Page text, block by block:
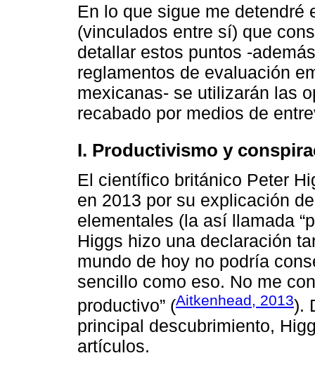
En lo que sigue me detendré
(vinculados entre sí) que
detallar estos puntos -
reglamentos de evaluación
mexicanas- se utilizarán las
recabado por medios de
I. Productivismo y
El científico británico Peter
en 2013 por su explicación
elementales (la así llamada
Higgs hizo una declaración
mundo de hoy no podría
sencillo como eso. No me
productivo” (Aitkenhead, 2013).
principal descubrimiento,
artículos.